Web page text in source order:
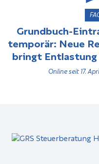
Grundbuch-
temporär: Neue
bringt
Online seit 17.